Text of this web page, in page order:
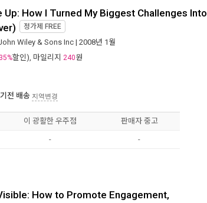
Up: How I Turned My Biggest Challenges Into
정가제 FREE
Wiley & Sons Inc| 2008년 1월
35%할인), 마일리지 240원
전 배송 지역변경
이 광활한 우주점 판매자 중고
- -
How to Promote Engagement,